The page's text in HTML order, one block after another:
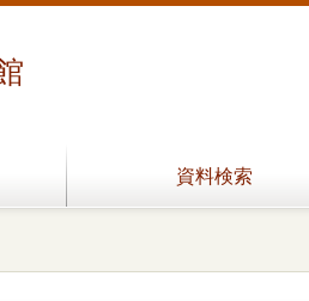
資料検索